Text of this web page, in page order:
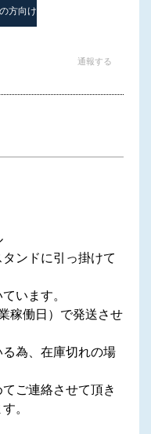
方向け
通報する
ンドに引っ掛けて
います。
稼働日）で発送させ
為、在庫切れの場
ご連絡させて頂き
。